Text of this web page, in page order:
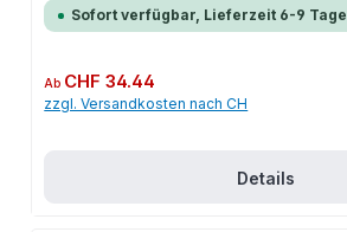
Sofort verfügbar, Lieferzeit 6-9 Tage
Regulärer Preis:
Ab CHF 34.44
zzgl. Versandkosten nach CH
Details